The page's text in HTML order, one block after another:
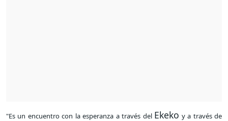
"Es un encuentro con la esperanza a través del Ekeko y a través de